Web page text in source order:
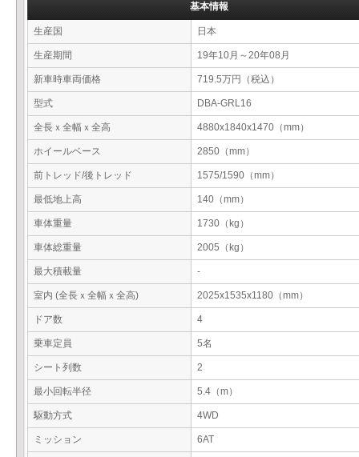
基本情報
生産国 日本
生産期間 19年10月～20年08月
新車時車両価格 719.5万円（税込）
型式 DBA-GRL16
全長ｘ全幅ｘ全高 4880x1840x1470（mm）
ホイールベース 2850（mm）
前トレッド/後トレッド 1575/1590（mm）
最低地上高 140（mm）
車体重量 1730（kg）
車体総重量 2005（kg）
最大積載量 -
室内 (全長ｘ全幅ｘ全高) 2025x1535x1180（mm）
ドア数 4
乗車定員 5名
シート列数 2
最小回転半径 5.4（m）
駆動方式 4WD
ミッション 6AT